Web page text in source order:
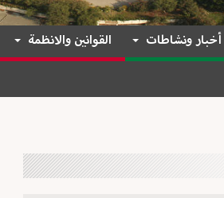
أخبار ونشاطات القوانين والانظمة